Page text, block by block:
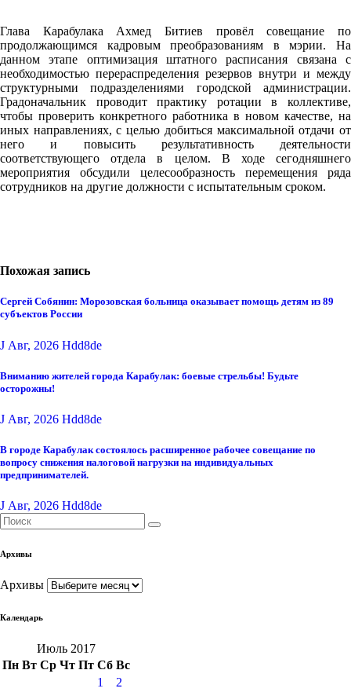
Глава Карабулака Ахмед Битиев провёл совещание по
продолжающимся кадровым преобразованиям в мэрии. На
данном этапе оптимизация штатного расписания связана с
необходимостью перераспределения резервов внутри и между
структурными подразделениями городской администрации.
Градоначальник проводит практику ротации в коллективе,
чтобы проверить конкретного работника в новом качестве, на
иных направлениях, с целью добиться максимальной отдачи от
него и повысить результативность деятельности
соответствующего отдела в целом. В ходе сегодняшнего
мероприятия обсудили целесообразность перемещения ряда
сотрудников на другие должности с испытательным сроком.
Похожая запись
Сергей Собянин: Морозовская больница оказывает помощь детям из 89
субъектов России
J Авг, 2026 Hdd8de
Вниманию жителей города Карабулак: боевые стрельбы! Будьте
осторожны!
J Авг, 2026 Hdd8de
В городе Карабулак состоялось расширенное рабочее совещание по
вопросу снижения налоговой нагрузки на индивидуальных
предпринимателей.
J Авг, 2026 Hdd8de
Архивы
Архивы
Календарь
Июль 2017
Пн Вт Ср Чт Пт Сб Вс
1
2